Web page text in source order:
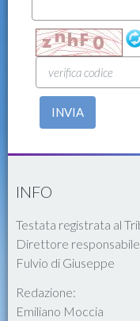
INVIA
INFO
Testata registrata al
Direttore
Fulvio di Giuseppe
Redazione:
Emiliano Moccia